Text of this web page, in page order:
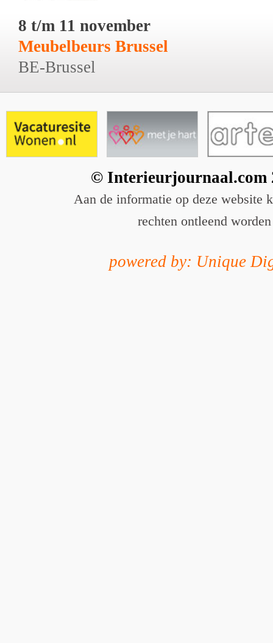
8 t/m 11 november
Meubelbeurs Brussel
BE-Brussel
© Interieurjournaal.com
Aan de informatie op deze website
rechten ontleend worden
powered by: Unique